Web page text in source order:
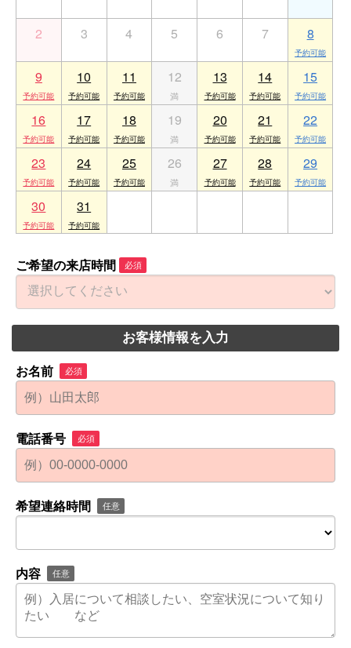
2 3 4 5 6 7 8
9 10 11 12 13 14 15
16 17 18 19 20 21 22
23 24 25 26 27 28 29
30 31
ご希望の来店時間 必須
お客様情報を入力
お名前 必須
電話番号 必須
希望連絡時間 任意
内容 任意